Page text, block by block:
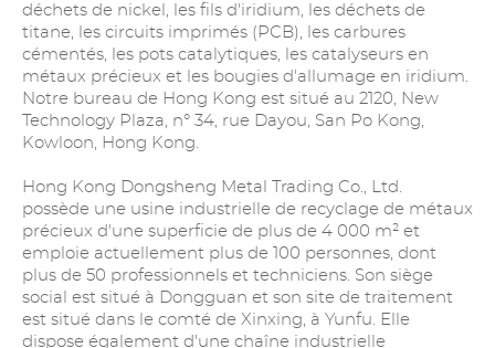
déchets de nickel, les fils d'iridium, les déchets de
titane, les circuits imprimés (PCB), les carbures
cémentés, les pots catalytiques, les catalyseurs en
métaux précieux et les bougies d'allumage en iridium.
Notre bureau de Hong Kong est situé au 2120, New
Technology Plaza, n° 34, rue Dayou, San Po Kong,
Kowloon, Hong Kong.
Hong Kong Dongsheng Metal Trading Co., Ltd.
possède une usine industrielle de recyclage de métaux
précieux d'une superficie de plus de 4 000 m² et
emploie actuellement plus de 100 personnes, dont
plus de 50 professionnels et techniciens. Son siège
social est situé à Dongguan et son site de traitement
est situé dans le comté de Xinxing, à Yunfu. Elle
dispose également d'une chaîne industrielle